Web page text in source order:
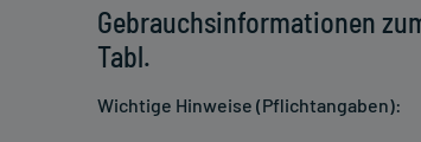
Gebrauchsinformationen
Tabl.
Wichtige Hinweise (Pflichtangaben):